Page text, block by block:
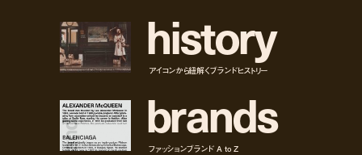
history
アイコンから紐解くブランドヒストリー
brands
ファッションブランド A to Z